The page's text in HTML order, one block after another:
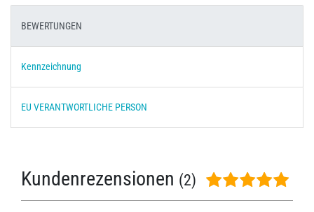
BEWERTUNGEN
Kennzeichnung
EU VERANTWORTLICHE PERSON
Kundenrezensionen (2)